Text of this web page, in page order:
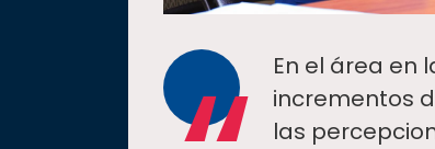
En el área en
incrementos
las